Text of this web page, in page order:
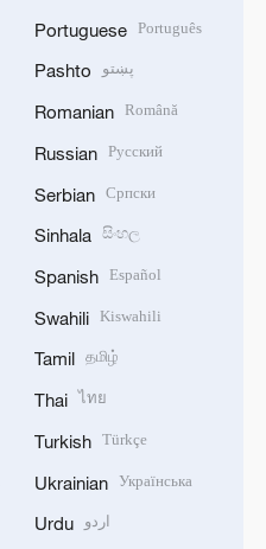
Portuguese Português
Pashto پښتو
Romanian Română
Russian Русский
Serbian Српски
Sinhala සිංහල
Spanish Español
Swahili Kiswahili
Tamil தமிழ்
Thai ไทย
Turkish Türkçe
Ukrainian Українська
Urdu اردو